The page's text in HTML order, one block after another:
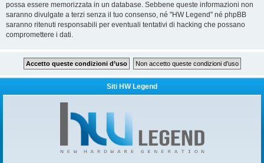
possa essere memorizzata in un database. Sebbene queste informazioni non
saranno divulgate a terzi senza il tuo consenso, né "HW Legend" né phpBB
saranno ritenuti responsabili per eventuali tentativi di hacking che possano
compromettere i dati.
Siti HW Legend